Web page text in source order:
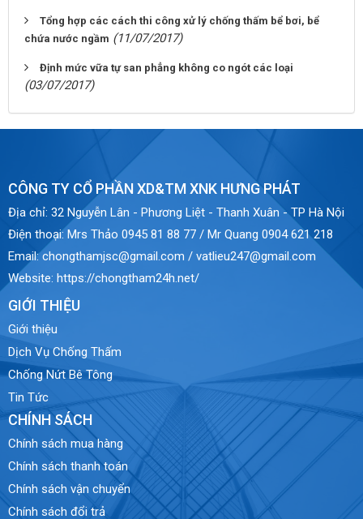
Tổng hợp các cách thi công xử lý chống thấm bể bơi, bể
chứa nước ngầm (11/07/2017)
Định mức vữa tự san phẳng không co ngót các loại
(03/07/2017)
CÔNG TY CỔ PHẦN XD&TM XNK HƯNG PHÁT
Địa chỉ: 32 Nguyễn Lân - Phương Liệt - Thanh Xuân - TP Hà Nội
Điện thoại: Mrs Thảo 0945 81 88 77 / Mr Quang 0904 621 218
Email:chongthamjsc@gmail.com / vatlieu247@gmail.com
Website: https://chongtham24h.net/
GIỚI THIỆU
Giới thiệu
Dịch Vụ Chống Thấm
Chống Nứt Bê Tông
Tin Tức
CHÍNH SÁCH
Chính sách mua hàng
Chính sách thanh toán
Chính sách vận chuyển
Chính sách đổi trả